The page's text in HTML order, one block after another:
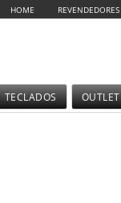
HOME REVENDEDORES
TECLADOS OUTLET